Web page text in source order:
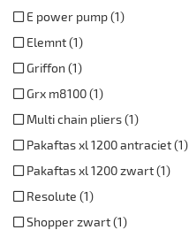
E power pump (1)
Elemnt (1)
Griffon (1)
Grx m8100 (1)
Multi chain pliers (1)
Pakaftas xl 1200 antraciet (1)
Pakaftas xl 1200 zwart (1)
Resolute (1)
Shopper zwart (1)